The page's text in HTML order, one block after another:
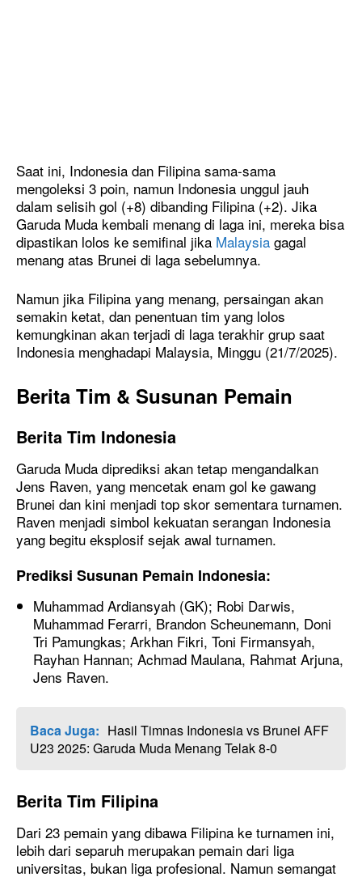
Saat ini, Indonesia dan Filipina sama-sama
mengoleksi 3 poin, namun Indonesia unggul jauh
dalam selisih gol (+8) dibanding Filipina (+2). Jika
Garuda Muda kembali menang di laga ini, mereka bisa
dipastikan lolos ke semifinal jika Malaysia gagal
menang atas Brunei di laga sebelumnya.
Namun jika Filipina yang menang, persaingan akan
semakin ketat, dan penentuan tim yang lolos
kemungkinan akan terjadi di laga terakhir grup saat
Indonesia menghadapi Malaysia, Minggu (21/7/2025).
Berita Tim & Susunan Pemain
Berita Tim Indonesia
Garuda Muda diprediksi akan tetap mengandalkan
Jens Raven, yang mencetak enam gol ke gawang
Brunei dan kini menjadi top skor sementara turnamen.
Raven menjadi simbol kekuatan serangan Indonesia
yang begitu eksplosif sejak awal turnamen.
Prediksi Susunan Pemain Indonesia:
Muhammad Ardiansyah (GK); Robi Darwis,
Muhammad Ferarri, Brandon Scheunemann, Doni
Tri Pamungkas; Arkhan Fikri, Toni Firmansyah,
Rayhan Hannan; Achmad Maulana, Rahmat Arjuna,
Jens Raven.
Baca Juga: Hasil Timnas Indonesia vs Brunei AFF
U23 2025: Garuda Muda Menang Telak 8-0
Berita Tim Filipina
Dari 23 pemain yang dibawa Filipina ke turnamen ini,
lebih dari separuh merupakan pemain dari liga
universitas, bukan liga profesional. Namun semangat